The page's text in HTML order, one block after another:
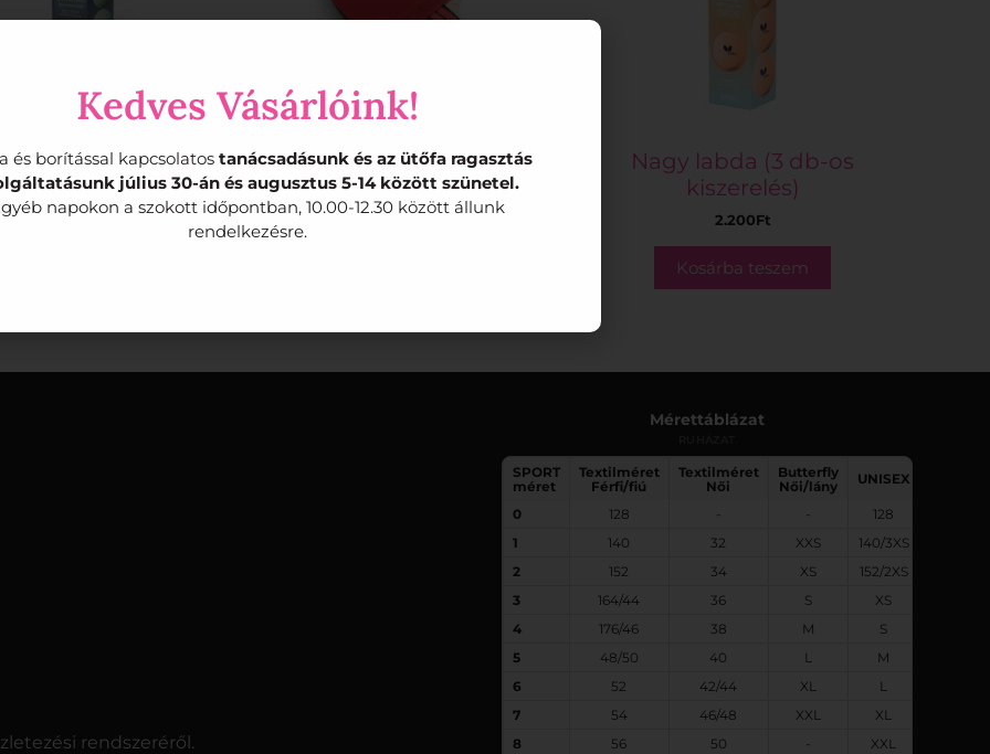
labda (3 db-
os kiszerelés)
2.200
Butterfly Champion
ütő
Nagy labda (3 db-os
kiszerelés)
2.200Ft
Kosárba teszem
rendszeréről.
Mérettáblázat
SPORT
méret
Textilméret
Férfi/fiú
Textilméret
Női
Butterfly
Női/lány
UNISEX
0 128 - -
128
1
140 32 XXS
140/3XS
2
152 34 XS
152/2XS
3
164/44 36 S
XS
4
176/46 38 M
S
5
48/50 40 L
M
6
52 42/44 XL
L
7
54 46/48 XXL
XL
8
56 50 -
XXL
Kedves Vásárlóink!
és borítással kapcsolatos tanácsadásunk és az ütőfa ragasztás
július 30-án és augusztus 5-14 között szünetel.
napokon a szokott időpontban, 10.00-12.30 között állunk
rendelkezésre.